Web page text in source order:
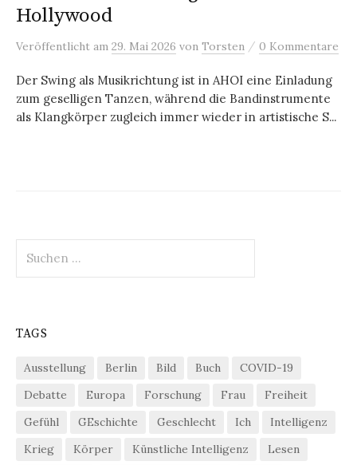
Hollywood
Veröffentlicht am 29. Mai 2026 von Torsten / 0 Kommentare
Der Swing als Musikrichtung ist in AHOI eine Einladung
zum geselligen Tanzen, während die Bandinstrumente
als Klangkörper zugleich immer wieder in artistische S...
nach:
TAGS
Ausstellung Berlin Bild Buch
COVID-19
Debatte
Europa Forschung Frau
Freiheit
Gefühl
GEschichte Geschlecht Ich
Intelligenz
Krieg
Körper Künstliche Intelligenz
Lesen